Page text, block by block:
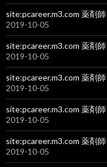
site:pcareer.m3.com 薬剤
2019-10-05
site:pcareer.m3.com 薬剤
2019-10-05
site:pcareer.m3.com 薬剤
2019-10-05
site:pcareer.m3.com 薬剤
2019-10-05
site:pcareer.m3.com 薬剤
2019-10-05